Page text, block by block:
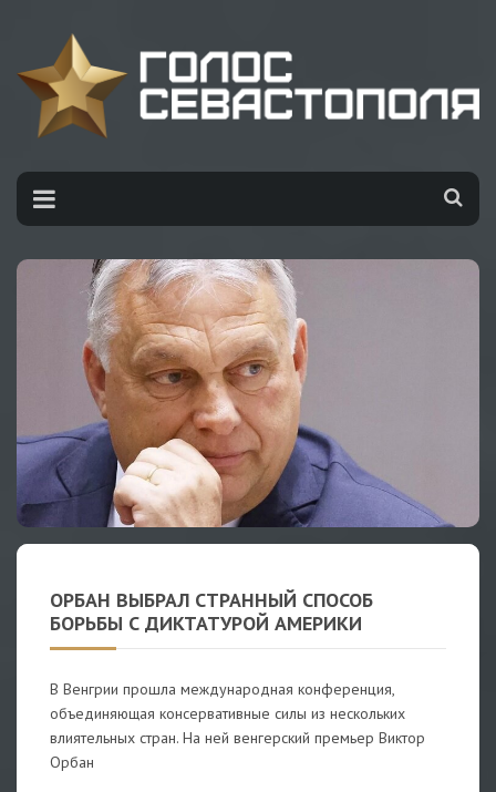
ОРБАН ВЫБРАЛ СТРАННЫЙ СПОСОБ
БОРЬБЫ С ДИКТАТУРОЙ АМЕРИКИ
В Венгрии прошла международная конференция,
объединяющая консервативные силы из нескольких
влиятельных стран. На ней венгерский премьер Виктор
Орбан